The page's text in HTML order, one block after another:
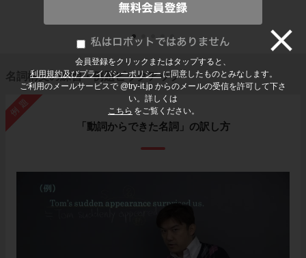
会員登録をクリックまたはタップすると、
利用規約及びプライバシーポリシー に同意したものとみなします。
ご利用のメールサービスで @try-it.jp からのメールの受信を許可して下さ
い。詳しくは
こちら をご覧ください。
名詞構文の練習・例題ピックアップ
例題
「動詞からできた名詞」の訳し方